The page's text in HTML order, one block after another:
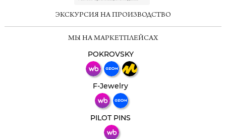
ЭКСКУРСИЯ НА ПРОИЗВОДСТВО
МЫ НА МАРКЕТПЛЕЙСАХ
POKROVSKY
F-Jewelry
PILOT PINS